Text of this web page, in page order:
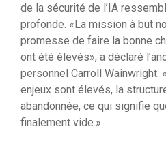
de la sécurité de l’IA
profonde. «La mission à but
promesse de faire la bonne
ont été élevés», a déclaré
personnel Carroll Wainwright.
enjeux sont élevés, la
abandonnée, ce qui signifie
finalement vide.»